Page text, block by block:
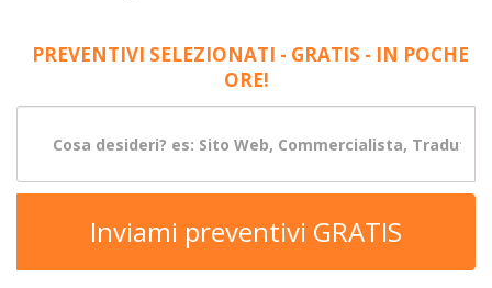
PREVENTIVI SELEZIONATI - GRATIS - IN POCHE
ORE!
Inviami preventivi GRATIS